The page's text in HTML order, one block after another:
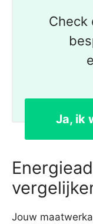
Check
Ja, ik
Jouw